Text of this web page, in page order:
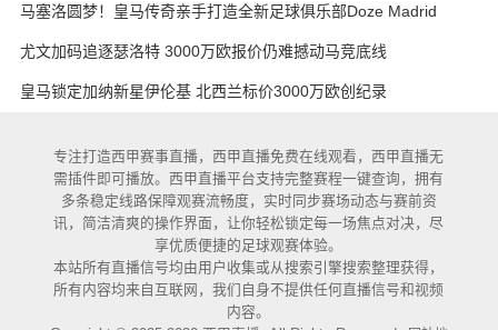
马塞洛圆梦！皇马传奇亲手打造全新足球俱乐部Doze Madrid
尤文加码追逐瑟洛特 3000万欧报价仍难撼动马竞底线
皇马锁定加纳新星伊伦基 北西兰标价3000万欧创纪录
专注打造西甲赛事直播，西甲直播免费在线观看，西甲直播无
需插件即可播放。西甲直播平台支持完整赛程一键查询，拥有
多条稳定线路保障观赛流畅度，实时同步赛场动态与赛前资
讯，简洁清爽的操作界面，让你轻松锁定每一场焦点对决，尽
享优质便捷的足球观赛体验。
本站所有直播信号均由用户收集或从搜索引擎搜索整理获得，
所有内容均来自互联网，我们自身不提供任何直播信号和视频
内容。